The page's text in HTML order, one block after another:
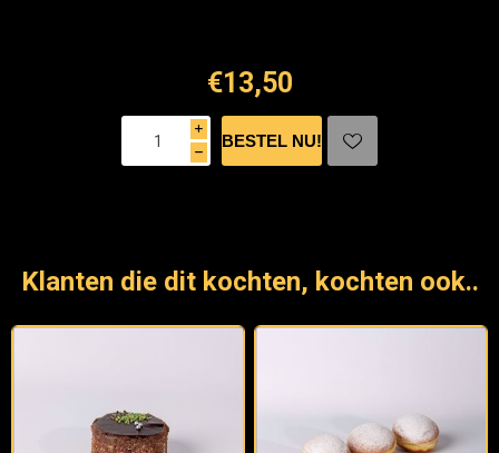
€13,50
i
h
Klanten die dit kochten, kochten ook..